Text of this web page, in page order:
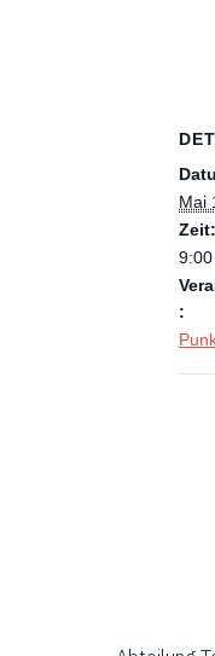
Mai
Zeit:
: